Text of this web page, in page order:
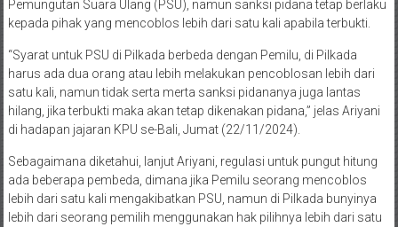
Pemungutan Suara Ulang (PSU), namun sanksi pidana tetap berlaku
kepada pihak yang mencoblos lebih dari satu kali apabila terbukti.
“Syarat untuk PSU di Pilkada berbeda dengan Pemilu, di Pilkada
harus ada dua orang atau lebih melakukan pencoblosan lebih dari
satu kali, namun tidak serta merta sanksi pidananya juga lantas
hilang, jika terbukti maka akan tetap dikenakan pidana,” jelas Ariyani
di hadapan jajaran KPU se-Bali, Jumat (22/11/2024).
Sebagaimana diketahui, lanjut Ariyani, regulasi untuk pungut hitung
ada beberapa pembeda, dimana jika Pemilu seorang mencoblos
lebih dari satu kali mengakibatkan PSU, namun di Pilkada bunyinya
lebih dari seorang pemilih menggunakan hak pilihnya lebih dari satu